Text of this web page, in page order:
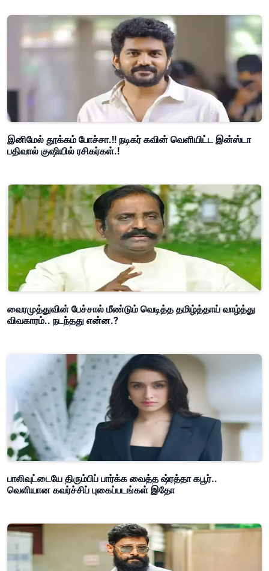
இனிமேல் தூக்கம் போச்சா.!! நடிகர் கவின் வெளியிட்ட இன்ஸ்டா
பதிவால் குஷியில் ரசிகர்கள்.!
வைரமுத்துவின் பேச்சால் மீண்டும் வெடித்த தமிழ்த்தாய் வாழ்த்து
விவகாரம்.. நடந்தது என்ன.?
பாலிவுட்டையே திரும்பிப் பார்க்க வைத்த ஷ்ரத்தா கபூர்..
வெளியான கவர்ச்சிப் புகைப்படங்கள் இதோ